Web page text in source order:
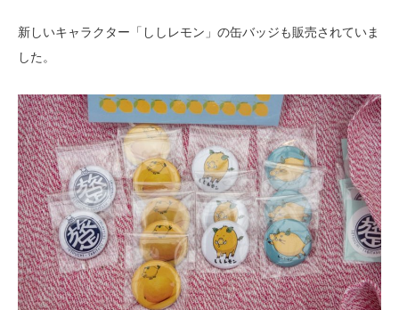
新しいキャラクター「ししレモン」の缶バッジも販売されていま
した。